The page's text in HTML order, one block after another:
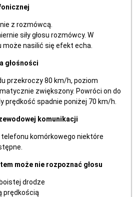
z rozmówcą.
siły głosu rozmówcy. W
nasilić się efekt echa.
głośności
przekroczy 80 km/h, poziom
zwiększony. Powróci on do
prędkość spadnie poniżej 70 km/h.
komunikacji
komórkowego niektóre
może nie rozpoznać głosu
drodze
prędkością